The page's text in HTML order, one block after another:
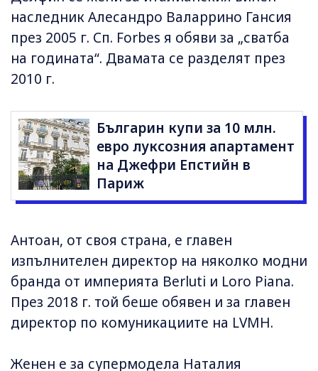
наследник Алесандро Валаррино Гансия
през 2005 г. Сп. Forbes я обяви за „сватба
на годината“. Двамата се разделят през
2010 г.
Българин купи за 10 млн.
евро луксозния апартамент
на Джефри Епстийн в
Париж
Антоан, от своя страна, е главен
изпълнителен директор на няколко модни
бранда от империята Berluti и Loro Piana.
През 2018 г. той беше обявен и за главен
директор по комуникациите на LVMH.
Женен е за супермодела Наталия